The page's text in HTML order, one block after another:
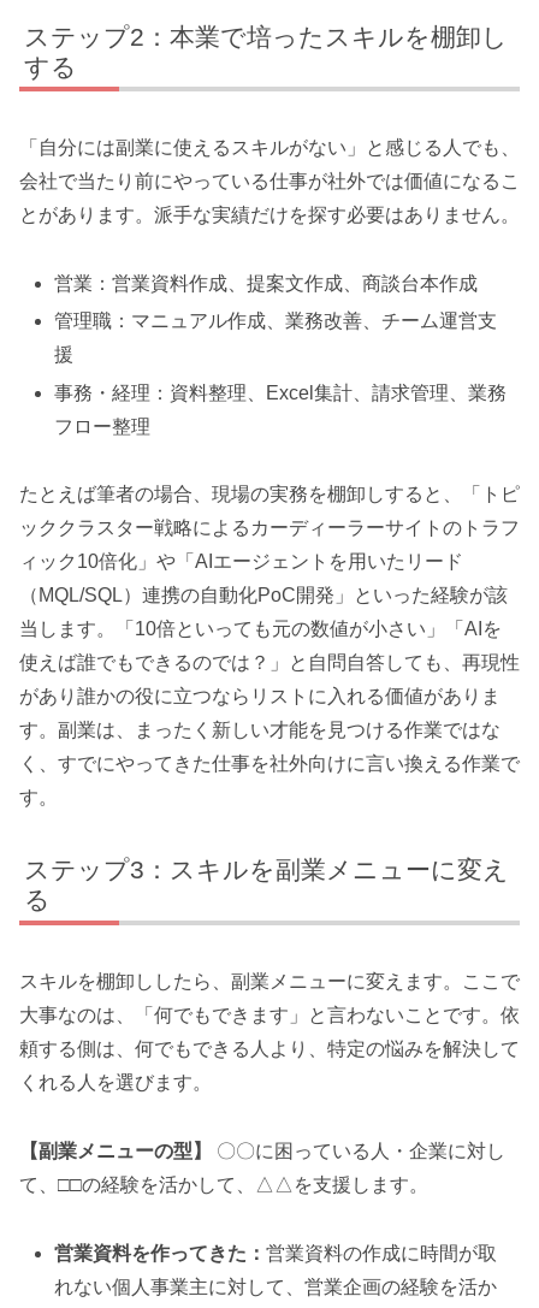
ステップ2：本業で培ったスキルを棚卸し
する
「自分には副業に使えるスキルがない」と感じる人でも、
会社で当たり前にやっている仕事が社外では価値になるこ
とがあります。派手な実績だけを探す必要はありません。
営業：営業資料作成、提案文作成、商談台本作成
管理職：マニュアル作成、業務改善、チーム運営支
援
事務・経理：資料整理、Excel集計、請求管理、業務
フロー整理
たとえば筆者の場合、現場の実務を棚卸しすると、「トピ
ッククラスター戦略によるカーディーラーサイトのトラフ
ィック10倍化」や「AIエージェントを用いたリード
（MQL/SQL）連携の自動化PoC開発」といった経験が該
当します。「10倍といっても元の数値が小さい」「AIを
使えば誰でもできるのでは？」と自問自答しても、再現性
があり誰かの役に立つならリストに入れる価値がありま
す。副業は、まったく新しい才能を見つける作業ではな
く、すでにやってきた仕事を社外向けに言い換える作業で
す。
ステップ3：スキルを副業メニューに変え
る
スキルを棚卸ししたら、副業メニューに変えます。ここで
大事なのは、「何でもできます」と言わないことです。依
頼する側は、何でもできる人より、特定の悩みを解決して
くれる人を選びます。
【副業メニューの型】
〇〇に困っている人・企業に対し
て、□□の経験を活かして、△△を支援します。
営業資料を作ってきた：営業資料の作成に時間が取
れない個人事業主に対して、営業企画の経験を活か